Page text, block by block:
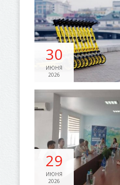
30
ИЮНЯ
2026
29
ИЮНЯ
2026